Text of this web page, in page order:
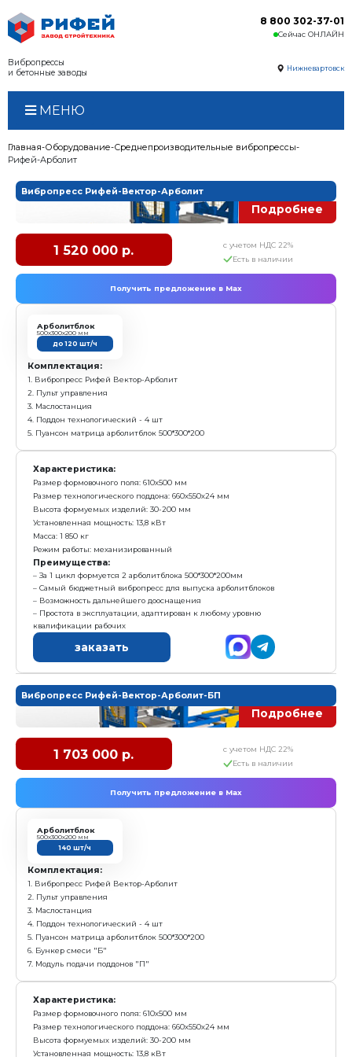
Вибропрессы
и бетонные заводы
МЕНЮ
Оборудование
Среднепроизводительные
Рифей-Арболит
1 520 000 р.
Арболитблок
500х300х200 мм
до 120 шт/ч
Комплектация:
1. Вибропресс Рифей Вектор-Арболит
2. Пульт управления
3. Маслостанция
4. Поддон технологический - 4 шт
5. Пуансон матрица арболитблок 500*300*200
Характеристика:
Размер формовочного поля: 610х500 мм
Размер технологического поддона: 660х550х24 мм
Высота формуемых изделий: 30-200 мм
Установленная мощность: 13,8 кВт
Масса: 1 850 кг
Режим работы: механизированный
Преимущества:
За 1 цикл формуется 2 арболитблока
Возможность дальнейшего дооснащения
Простота в эксплуатации, адаптирован к любому
квалификации рабочих
Вибропресс Рифей-Вектор-Арболит-БП